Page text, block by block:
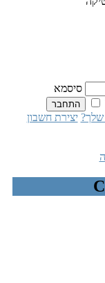
סיסמא
יצירת חשבון